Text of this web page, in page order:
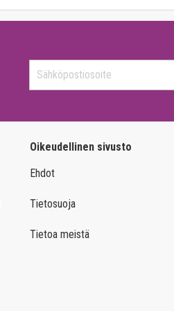
Oikeudellinen sivusto
Ehdot
Tietosuoja
Tietoa meistä